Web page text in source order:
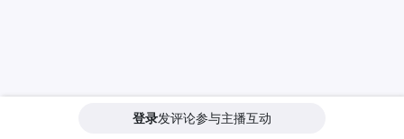
登录发评论参与主播互动